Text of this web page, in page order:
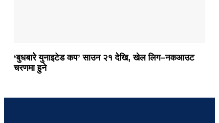
‘बुधबारे युनाइटेड कप’ साउन २१ देखि, खेल लिग–नकआउट
चरणमा हुने